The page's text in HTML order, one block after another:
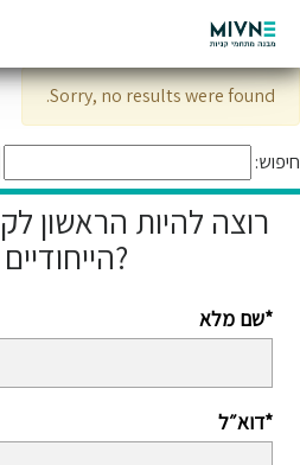
המתחמים שלנו
Sorry, no results were found.
חיפוש:
רוצה להיות הראשון
הייחודיים שלנו?
שם מלא*
דוא״ל*